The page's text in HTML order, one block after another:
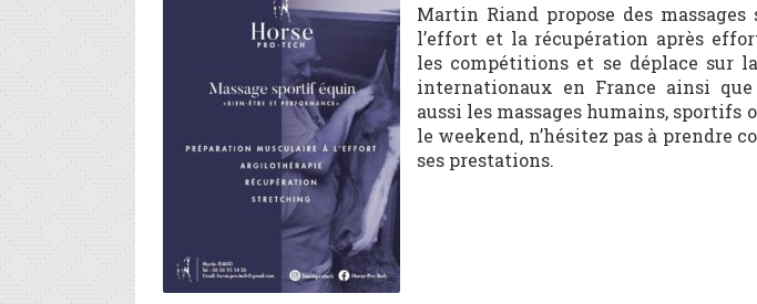
Martin Riand propose des
l’effort et la récupération après
les compétitions et se déplace sur
internationaux en France ainsi
aussi les massages humains,
le weekend, n’hésitez pas à prendre
ses prestations.